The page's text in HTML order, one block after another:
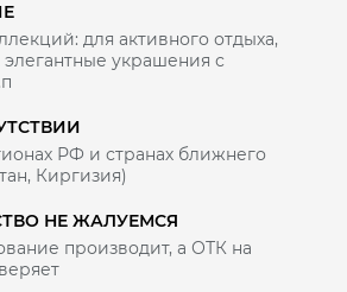
для активного отдыха,
украшения с
РФ и странах ближнего
Киргизия)
НЕ ЖАЛУЕМСЯ
производит, а ОТК на